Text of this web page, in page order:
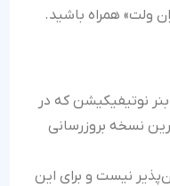
ولت» همراه باشید.
نوتیفیکیشن که در
نسخه بروزرسانی
نیست و برای این